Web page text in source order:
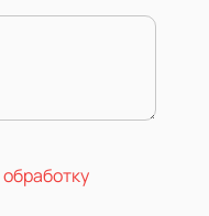
обработку